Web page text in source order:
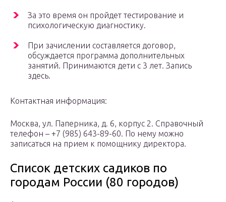
За это время он пройдет тестирование и
психологическую диагностику.
При зачислении составляется договор,
обсуждается программа дополнительных
занятий. Принимаются дети с 3 лет. Запись
здесь.
Контактная информация:
Москва, ул. Паперника, д. 6, корпус 2. Справочный
телефон – +7 (985) 643-89-60. По нему можно
записаться на прием к помощнику директора.
Список детских садиков по
городам России (80 городов)